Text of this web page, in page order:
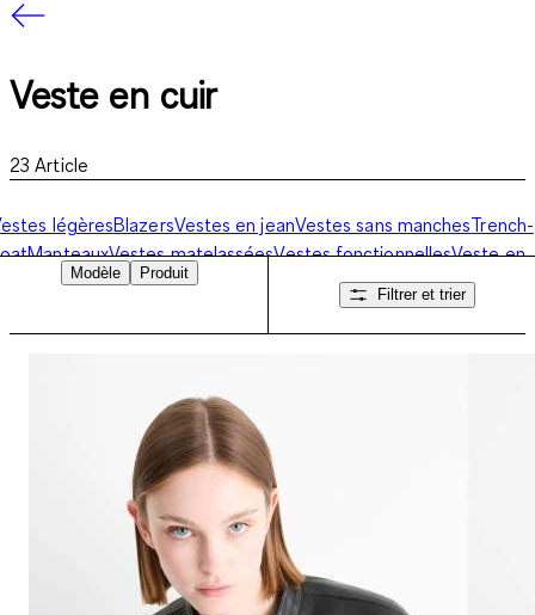
Veste en cuir
23 Article
légèresBlazersVestes en jeanVestes sans manchesTrench-
ManteauxVestes matelasséesVestes fonctionnellesVeste en
Modèle
Produit
Filtrer et trier